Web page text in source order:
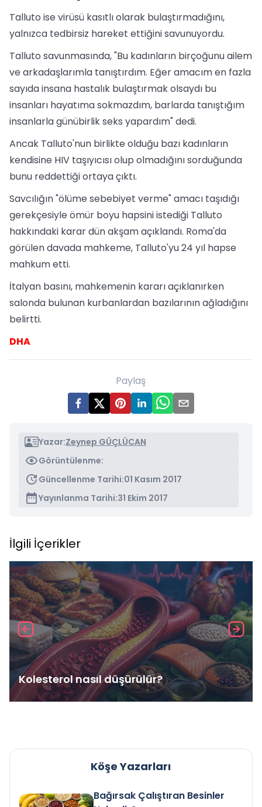
Talluto ise virüsü kasıtlı olarak bulaştırmadığını,
yalnızca tedbirsiz hareket ettiğini savunuyordu.
Talluto savunmasında, "Bu kadınların birçoğunu ailem
ve arkadaşlarımla tanıştırdım. Eğer amacım en fazla
sayıda insana hastalık bulaştırmak olsaydı bu
insanları hayatıma sokmazdım, barlarda tanıştığım
insanlarla günübirlik seks yapardım" dedi.
Ancak Talluto'nun birlikte olduğu bazı kadınların
kendisine HIV taşıyıcısı olup olmadığını sorduğunda
bunu reddettiği ortaya çıktı.
Savcılığın "ölüme sebebiyet verme" amacı taşıdığı
gerekçesiyle ömür boyu hapsini istediği Talluto
hakkındaki karar dün akşam açıklandı. Roma'da
görülen davada mahkeme, Talluto'yu 24 yıl hapse
mahkum etti.
İtalyan basını, mahkemenin kararı açıklanırken
salonda bulunan kurbanlardan bazılarının ağladığını
belirtti.
DHA
Paylaş
Yazar:Zeynep GÜÇLÜCAN
Görüntülenme:
Güncellenme Tarihi:01 Kasım 2017
Yayınlanma Tarihi:31 Ekim 2017
İlgili İçerikler
Kolesterol nasıl düşürülür?
Köşe Yazarları
Bağırsak Çalıştıran Besinler